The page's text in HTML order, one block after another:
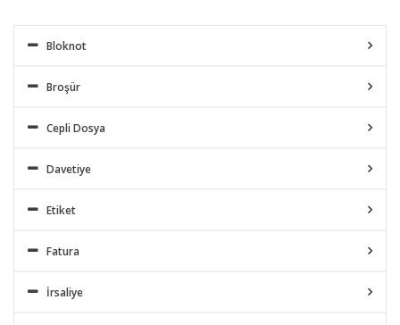
Bloknot
Broşür
Cepli Dosya
Davetiye
Etiket
Fatura
İrsaliye